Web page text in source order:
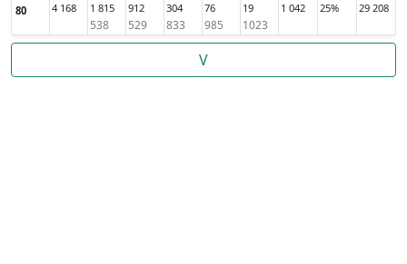
80 4 168 1 815
538
912
529
304
833
76
985
19
1023
1 042 25% 29 208
V